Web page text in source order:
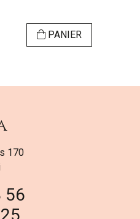
PANIER
170
56